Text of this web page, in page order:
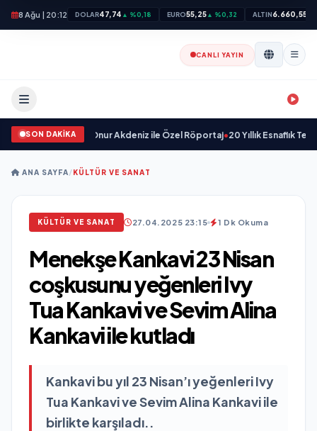
8 Ağu | 20:12 DOLAR47,74 ▲ %0,18 EURO55,25▲ %0,32 ALTIN6.660,55
CANLI YAYIN
SON DAKİKA
Geleceği: Onur Akdeniz ile Özel Röportaj•20 Yıllık Esnaflık
ANA SAYFA/KÜLTÜR VE SANAT
KÜLTÜR VE SANAT 27.04.2025 23:15 1 Dk Okuma
Menekşe Kankavi 23 Nisan
coşkusunu yeğenleri Ivy
Tua Kankavi ve Sevim Alina
Kankavi ile kutladı
Kankavi bu yıl 23 Nisan’ı yeğenleri Ivy
Tua Kankavi ve Sevim Alina Kankavi ile
birlikte karşıladı..